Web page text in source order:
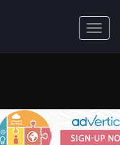
Toggle